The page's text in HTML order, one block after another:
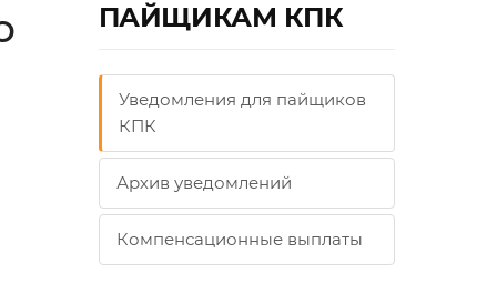
ПАЙЩИКАМ КПК
Уведомления для пайщиков
КПК
Архив уведомлений
Компенсационные выплаты